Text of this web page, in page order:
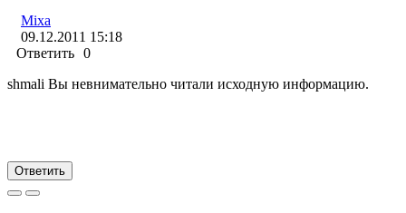
Mixa
09.12.2011 15:18
Ответить 0
shmali Вы невнимательно читали исходную информацию.
Ответить